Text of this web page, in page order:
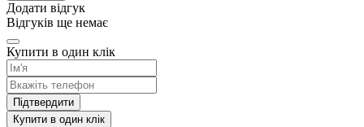
Додати відгук
Відгуків ще немає
Купити в один клік
Підтвердити
Купити в один клік